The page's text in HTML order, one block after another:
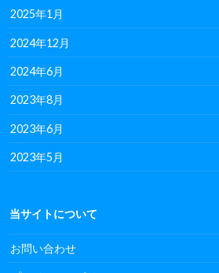
2025年1月
2024年12月
2024年6月
2023年8月
2023年6月
2023年5月
当サイトについて
お問い合わせ